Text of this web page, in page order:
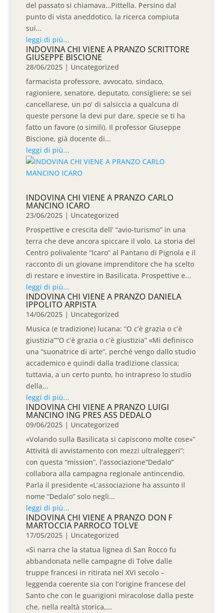
del passato si chiamava…Pittella. Persino dal
punto di vista aneddotico, la ricerca compiuta
sui...
leggi di più...
INDOVINA CHI VIENE A PRANZO SCRITTORE
GIUSEPPE BISCIONE
28/06/2025 | Uncategorized
farmacista professore, avvocato, sindaco,
ragioniere, senatore, deputato, consigliere; se sei
cancellarese, un po’ di salsiccia a qualcuna di
queste persone la devi pur dare, specie se ti ha
fatto un favore (o simili). Il professor Giuseppe
Biscione, già docente di...
leggi di più...
INDOVINA CHI VIENE A PRANZO CARLO
MANCINO ICARO
23/06/2025 | Uncategorized
Prospettive e crescita dell’ “avio-turismo” in una
terra che deve ancora spiccare il volo. La storia del
Centro polivalente “Icaro” al Pantano di Pignola e il
racconto di un giovane imprenditore che ha scelto
di restare e investire in Basilicata. Prospettive e...
leggi di più...
INDOVINA CHI VIENE A PRANZO DANIELA
IPPOLITO ARPISTA
14/06/2025 | Uncategorized
Musica (e tradizione) lucana: “O c’è grazia o c’è
giustizia”“O c’è grazia o c’è giustizia” «Mi definisco
una “suonatrice di arte”, perché vengo dallo studio
accademico e quindi dalla tradizione classica;
tuttavia, a un certo punto, ho intrapreso lo studio
della...
leggi di più...
INDOVINA CHI VIENE A PRANZO LUIGI
MANCINO ING PRES ASS DEDALO
09/06/2025 | Uncategorized
«Volando sulla Basilicata si capiscono molte cose»“
Attività di avvistamento con mezzi ultraleggeri”:
con questa “mission”, l’associazione“Dedalo”
collabora alla campagna regionale antincendio.
Parla il presidente «L’associazione ha assunto il
nome “Dedalo” solo negli...
leggi di più...
INDOVINA CHI VIENE A PRANZO DON F
MARTOCCIA PARROCO TOLVE
17/05/2025 | Uncategorized
«Si narra che la statua lignea di San Rocco fu
abbandonata nelle campagne di Tolve dalle
truppe francesi in ritirata nel XVI secolo –
leggenda coerente sia con l’origine francese del
Santo che con le guarigioni miracolose dalla peste
che, nella realtà storica,...